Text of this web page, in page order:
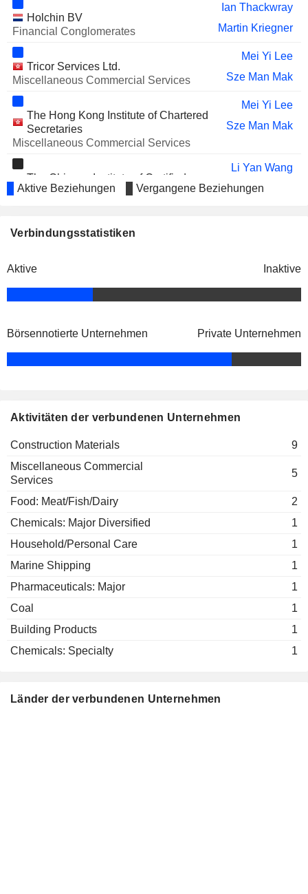
Holchin BV
Financial Conglomerates
Ian Thackwray
Martin Kriegner
Tricor Services Ltd.
Miscellaneous Commercial Services
Mei Yi Lee
Sze Man Mak
The Hong Kong Institute of Chartered
Secretaries
Miscellaneous Commercial Services
Mei Yi Lee
Sze Man Mak
The Chinese Institute of Certified
Public Accountants
Li Yan Wang
Jin Hui Huang
Huaxin Group Co. Ltd.
Feng Shan Liu
Jia Xiang Xiao
Aktive Beziehungen Vergangene Beziehungen
Verbindungsstatistiken
Aktive Inaktive
Börsennotierte Unternehmen Private Unternehmen
Aktivitäten der verbundenen Unternehmen
Construction Materials
9
Miscellaneous Commercial
Services
5
Food: Meat/Fish/Dairy
2
Chemicals: Major Diversified
1
Household/Personal Care
1
Marine Shipping
1
Pharmaceuticals: Major
1
Coal
1
Building Products
1
Chemicals: Specialty
1
Länder der verbundenen Unternehmen